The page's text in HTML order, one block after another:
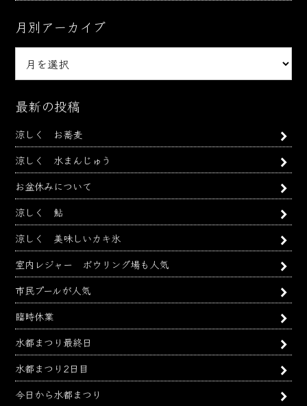
月別アーカイブ
ー
イ
ブ
最新の投稿
涼しく お蕎麦
涼しく 水まんじゅう
お盆休みについて
涼しく 鮎
涼しく 美味しいカキ氷
室内レジャー ボウリング場も人気
市民プールが人気
臨時休業
水都まつり最終日
水都まつり2日目
今日から水都まつり